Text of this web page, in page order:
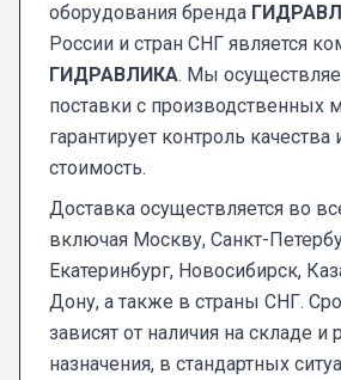
оборудования бренда
России и стран СНГ является
ГИДРАВЛИКА. Мы
поставки с производственных
гарантирует контроль
стоимость.
Доставка осуществляется во
включая Москву, Санкт-
Екатеринбург, Новосибирск,
Дону, а также в страны СНГ.
зависят от наличия на складе и
назначения, в стандартных